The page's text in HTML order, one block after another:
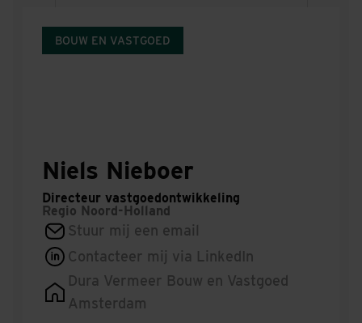
BOUW EN VASTGOED
Niels Nieboer
Directeur vastgoedontwikkeling
Regio Noord-Holland
Stuur mij een email
Contacteer mij via LinkedIn
Dura Vermeer Bouw en Vastgoed
Amsterdam